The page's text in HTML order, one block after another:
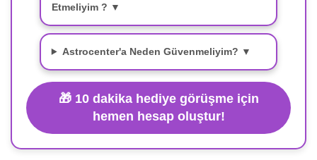
Etmeliyim ? ▼
Astrocenter'a Neden Güvenmeliyim? ▼
🎁 10 dakika hediye görüşme için
hemen hesap oluştur!